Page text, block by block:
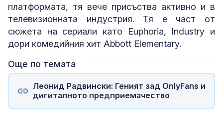
платформата, тя вече присъства активно и в
телевизионната индустрия. Тя е част от
сюжета на сериали като Euphoria, Industry и
дори комедийния хит Abbott Elementary.
Още по темата
Леонид Радвински: Геният зад OnlyFans и
дигиталното предприемачество